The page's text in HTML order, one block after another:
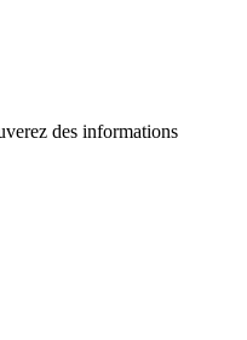
des informations